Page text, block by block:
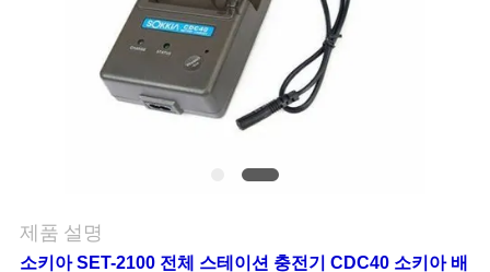
요
제품 설명
소키아 SET-2100 전체 스테이션 충전기 CDC40 소키아 배